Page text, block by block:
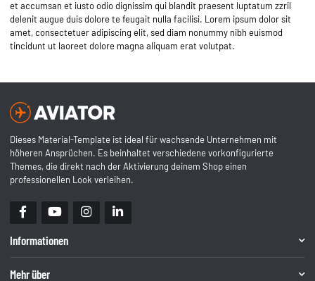
et accumsan et iusto odio dignissim qui blandit praesent luptatum zzril
delenit augue duis dolore te feugait nulla facilisi. Lorem ipsum dolor sit
amet, consectetuer adipiscing elit, sed diam nonummy nibh euismod
tincidunt ut laoreet dolore magna aliquam erat volutpat.
Dieses Material-Template ist ideal für wachsende Unternehmen mit
höheren Ansprüchen. Es beinhaltet verschiedene vorkonfigurierte
Themes, die direkt nach der Aktivierung deinem Shop einen
professionellen Look verleihen.
Informationen
Mehr über